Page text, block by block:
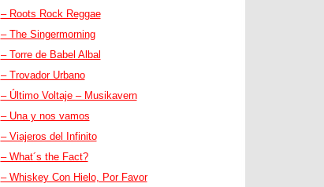
– Roots Rock Reggae
– The Singermorning
– Torre de Babel Albal
– Trovador Urbano
– Último Voltaje – Musikavern
– Una y nos vamos
– Viajeros del Infinito
– What´s the Fact?
– Whiskey Con Hielo, Por Favor